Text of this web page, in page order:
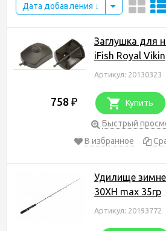
Дата добавления
Заглушка для
iFish Royal
Артикул: 20130323
758 ₽ Купить
Быстрый
В избранное
Удилище
30XH max 35гр
Артикул: 20193772